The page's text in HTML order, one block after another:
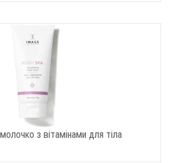
з вітамінами для тіла